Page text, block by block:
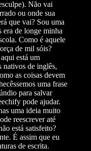
Não vai
ou onde sua
que vai? Sou uma
era de longe minha
Como é aquele
de mil sóis?
está um
nativos de inglês,
as coisas devem
uma frase
para salvar
pode ajudar.
uma ideia muito
reescrever até
está satisfeito?
É assim que eu
de escrita.